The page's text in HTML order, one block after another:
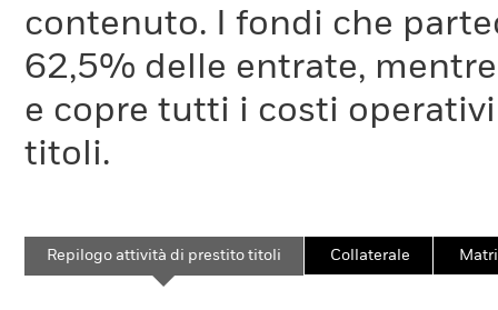
contenuto. I fondi che
62,5% delle entrate,
e copre tutti i costi
titoli.
Repilogo attività di prestito titoli Collaterale